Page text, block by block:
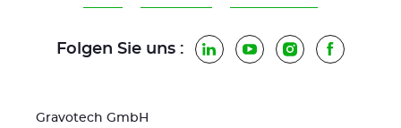
Folgen Sie uns : LinkedInYouTubeInstagram
Gravotech GmbH